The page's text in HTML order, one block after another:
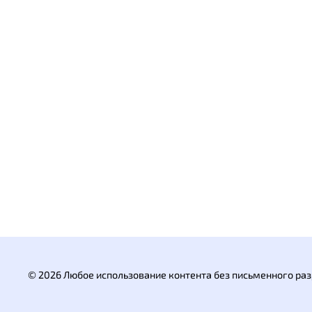
© 2026 Любое использование контента без письменного